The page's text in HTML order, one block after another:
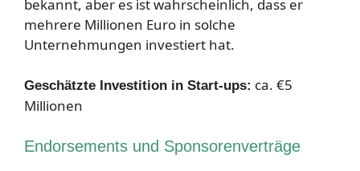
bekannt, aber es ist wahrscheinlich, dass er
mehrere Millionen Euro in solche
Unternehmungen investiert hat.
Geschätzte Investition in Start-ups: ca. €5
Millionen
Endorsements und Sponsorenverträge